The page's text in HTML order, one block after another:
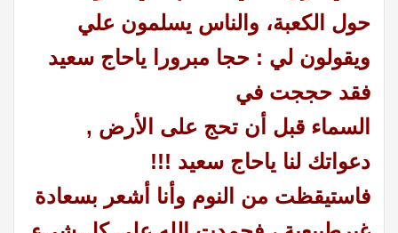
حول الكعبة، والناس يسلمون علي
ويقولون لي : حجا مبرورا ياحاج سعيد
فقد حججت في
السماء قبل أن تحج على الأرض ,
دعواتك لنا ياحاج سعيد !!!
فاستيقظت من النوم وأنا أشعر بسعادة